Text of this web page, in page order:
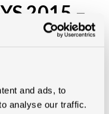
and ads, to
analyse our traffic.
2015 –